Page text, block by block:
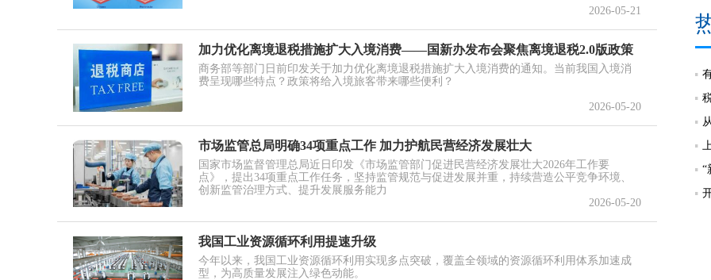
2026-05-21
加力优化离境退税措施扩大入境消费——国新办发布会聚焦离境退税2.0版政策
商务部等部门日前印发关于加力优化离境退税措施扩大入境消费的通知。当前我国入境消
费呈现哪些特点？政策将给入境旅客带来哪些便利？
2026-05-20
市场监管总局明确34项重点工作 加力护航民营经济发展壮大
国家市场监督管理总局近日印发《市场监管部门促进民营经济发展壮大2026年工作要
点》，提出34项重点工作任务，坚持监管规范与促进发展并重，持续营造公平竞争环境、
创新监管治理方式、提升发展服务能力
2026-05-20
我国工业资源循环利用提速升级
今年以来，我国工业资源循环利用实现多点突破，覆盖全领域的资源循环利用体系加速成
型，为高质量发展注入绿色动能。
“